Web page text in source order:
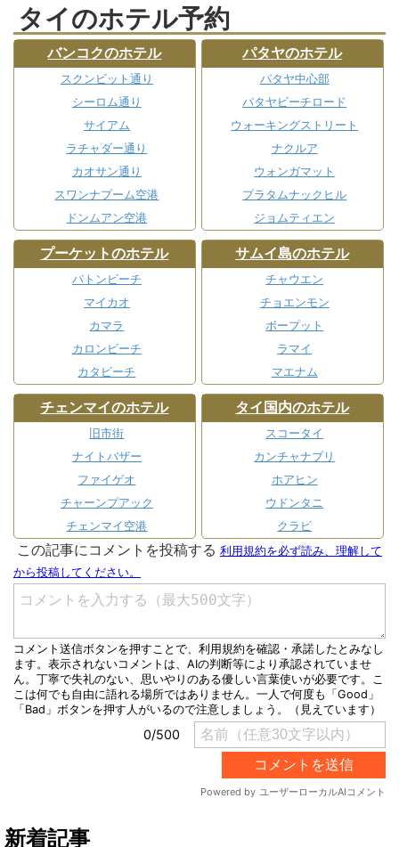
タイのホテル予約
バンコクのホテル
スクンビット通り
シーロム通り
サイアム
ラチャダー通り
カオサン通り
スワンナプーム空港
ドンムアン空港
パタヤのホテル
パタヤ中心部
パタヤビーチロード
ウォーキングストリート
ナクルア
ウォンガマット
プラタムナックヒル
ジョムティエン
プーケットのホテル
パトンビーチ
マイカオ
カマラ
カロンビーチ
カタビーチ
サムイ島のホテル
チャウエン
チョエンモン
ボープット
ラマイ
マエナム
チェンマイのホテル
旧市街
ナイトバザー
ファイゲオ
チャーンプアック
チェンマイ空港
タイ国内のホテル
スコータイ
カンチャナブリ
ホアヒン
ウドンタニ
クラビ
新着記事